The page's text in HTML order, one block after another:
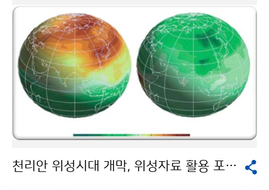
천리안 위성시대 개막, 위성자료 활용 포럼 개최